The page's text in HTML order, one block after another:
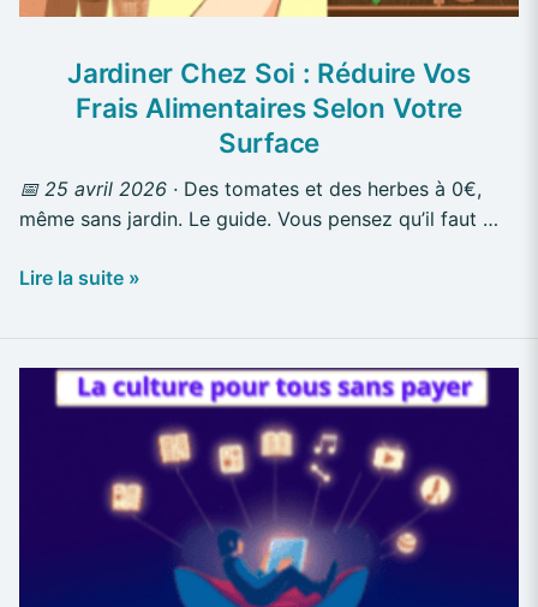
Jardiner Chez Soi : Réduire Vos
Frais Alimentaires Selon Votre
Surface
📅 25 avril 2026 · Des tomates et des herbes à 0€,
même sans jardin. Le guide. Vous pensez qu’il faut …
Votre
Lire la suite »